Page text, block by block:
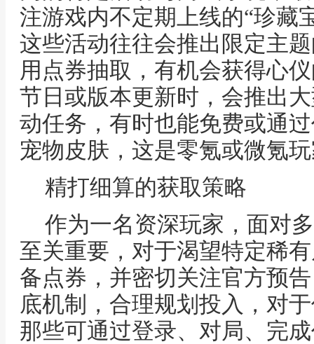
注游戏内不定期上线的“珍藏
这些活动往往会推出限定主
用点券抽取，有机会获得心
节日或版本更新时，会推出
动任务，有时也能免费或通
宠物皮肤，这是零氪或微氪
精打细算的获取策略
作为一名资深玩家，面对
至关重要，对于渴望特定稀
备点券，并密切关注官方预
底机制，合理规划投入，对
那些可通过登录、对局、完